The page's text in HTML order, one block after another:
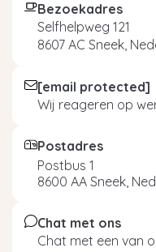
Bezoekadres
Selfhelpweg 121
8607 AC Sneek,
[email protected]
Wij reageren op
Postadres
Postbus 1
8600 AA Sneek,
Chat met ons
Chat met een van